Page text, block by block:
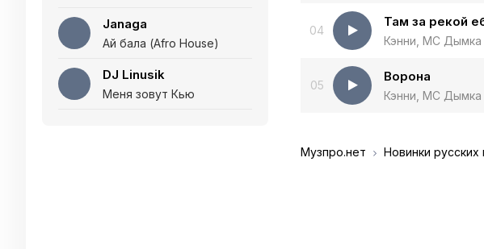
Janaga
Ай бала (Afro House)
DJ Linusik
Меня зовут Кью
04
Там за рекой
Кэнни, МС Дымка
05
Ворона
Кэнни, МС Дымка
Музпро.нет Новинки русских